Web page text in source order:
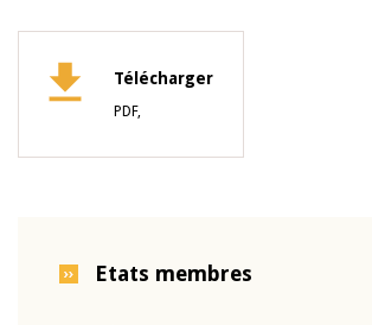
Télécharger
PDF,
Etats membres